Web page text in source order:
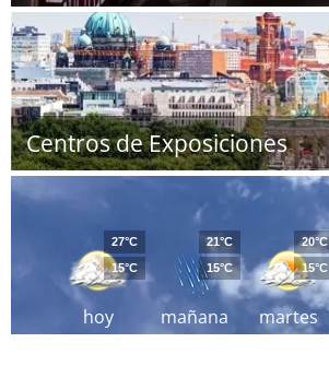
Centros de Exposiciones
hoy
27°C
15°C
mañana
21°C
15°C
martes
20°C
15°C